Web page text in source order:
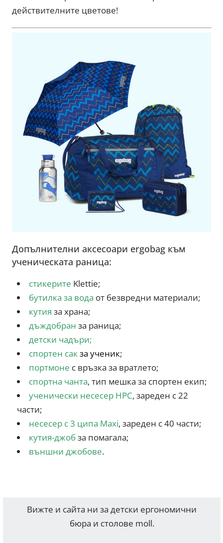
действителните цветове!
Допълнителни аксесоари ergobag към
ученическата раница:
стикерите Klettie;
бутилка за вода от безвредни материали;
кутия за храна;
дъждобран за раница;
детски чадъри;
спортен сакза ученик;
портмоне с връзка за вратлето;
спортна чанта, тип мешка за спортен екип;
ученически несесер HPC, зареден с 22
части;
несесер с 3 ципа Maxi, зареден с 40 части;
кутия-джобза помагала;
външни джобове.
Вижте и сайта ни за детски ергономични
бюра и столове moll.